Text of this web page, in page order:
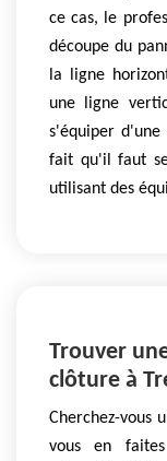
ce cas, le
découpe du
la ligne
une ligne
s'équiper d'une
fait qu'il faut
utilisant des
Trouver
clôture à
Cherchez-vous
vous en